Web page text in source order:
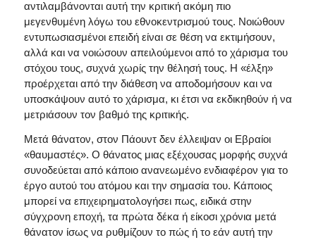
αντιλαμβάνονται αυτή την κριτική ακόμη πιο
μεγενθυμένη λόγω του εθνοκεντρισμού τους. Νοιώθουν
εντυπωσιασμένοι επειδή είναι σε θέση να εκτιμήσουν,
αλλά και να νοιώσουν απειλούμενοι από το χάρισμα του
στόχου τους, συχνά χωρίς την θέλησή τους. Η «έλξη»
προέρχεται από την διάθεση να αποδομήσουν και να
υποσκάψουν αυτό το χάρισμα, κι έτσι να εκδικηθούν ή να
μετριάσουν τον βαθμό της κριτικής.
Μετά θάνατον, στον Πάουντ δεν έλλειψαν οι Εβραίοι
«θαυμαστές». Ο θάνατος μιας εξέχουσας μορφής συχνά
συνοδεύεται από κάποιο ανανεωμένο ενδιαφέρον για το
έργο αυτού του ατόμου και την σημασία του. Κάποιος
μπορεί να επιχειρηματολογήσει πως, ειδικά στην
σύγχρονη εποχή, τα πρώτα δέκα ή είκοσι χρόνια μετά
θάνατον ίσως να ρυθμίζουν το πώς ή το εάν αυτή την